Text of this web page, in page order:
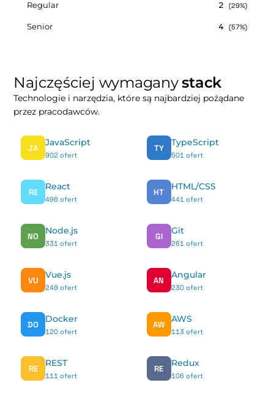
Regular 2 (29%)
Senior 4 (57%)
Najczęściej wymaganystack
Technologie i narzędzia, które są najbardziej pożądane
przez pracodawców.
JA
JavaScript
902 ofert
TY
TypeScript
501 ofert
RE
React
496 ofert
HT
HTML/CSS
441 ofert
NO
Node.js
331 ofert
GI
Git
261 ofert
VU
Vue.js
249 ofert
AN
Angular
230 ofert
DO
Docker
120 ofert
AW
AWS
113 ofert
RE
REST
111 ofert
RE
Redux
106 ofert